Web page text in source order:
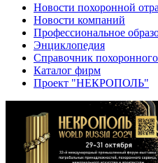
Новости похоронной
Новости компаний
Профессиональное
Энциклопедия
Справочник похоронного
Каталог фирм
Проект "НЕКРОПОЛЬ"